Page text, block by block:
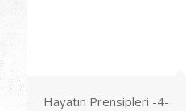
Hayatın Prensipleri -4-